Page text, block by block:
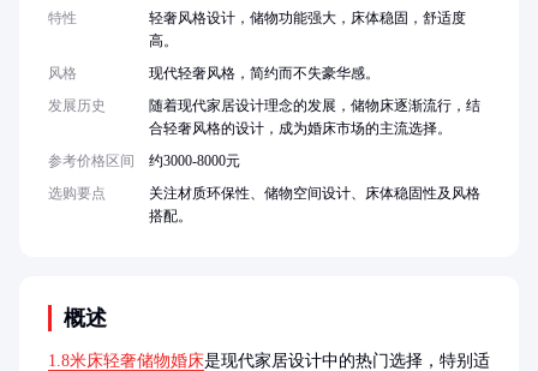
概述
1.8米床轻奢储物婚床是现代家居设计中的热门选择，特别适
特性
轻奢风格设计，储物功能强大，床体稳固，舒适度
高。
风格
现代轻奢风格，简约而不失豪华感。
发展历史
随着现代家居设计理念的发展，储物床逐渐流行，结
合轻奢风格的设计，成为婚床市场的主流选择。
参考价格区间
约3000-8000元
选购要点
关注材质环保性、储物空间设计、床体稳固性及风格
搭配。